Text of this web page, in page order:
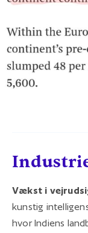
Vækst i
kunstig
hvor Indiens